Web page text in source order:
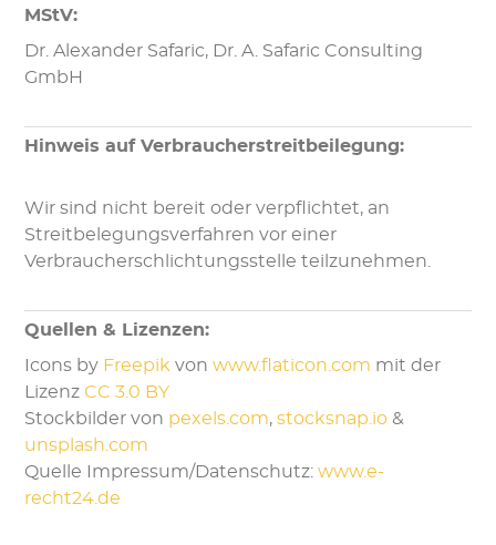
MStV:
Dr. Alexander Safaric, Dr. A. Safaric Consulting
GmbH
Hinweis auf Verbraucherstreitbeilegung:
Wir sind nicht bereit oder verpflichtet, an
Streitbelegungsverfahren vor einer
Verbraucherschlichtungsstelle teilzunehmen.
Quellen & Lizenzen:
Icons by Freepik vonwww.flaticon.com mit der
LizenzCC 3.0 BY
Stockbilder von pexels.com,stocksnap.io &
unsplash.com
Quelle Impressum/Datenschutz:www.e-
recht24.de